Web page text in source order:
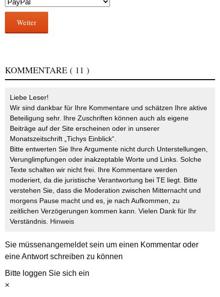
Weiter
KOMMENTARE ( 11 )
Liebe Leser!
Wir sind dankbar für Ihre Kommentare und schätzen Ihre aktive
Beteiligung sehr. Ihre Zuschriften können auch als eigene
Beiträge auf der Site erscheinen oder in unserer
Monatszeitschrift „Tichys Einblick“.
Bitte entwerten Sie Ihre Argumente nicht durch Unterstellungen,
Verunglimpfungen oder inakzeptable Worte und Links. Solche
Texte schalten wir nicht frei. Ihre Kommentare werden
moderiert, da die juristische Verantwortung bei TE liegt. Bitte
verstehen Sie, dass die Moderation zwischen Mitternacht und
morgens Pause macht und es, je nach Aufkommen, zu
zeitlichen Verzögerungen kommen kann. Vielen Dank für Ihr
Verständnis. Hinweis
Sie müssenangemeldetsein um einen Kommentar oder
eine Antwort schreiben zu können
Bitte loggen Sie sich ein
×